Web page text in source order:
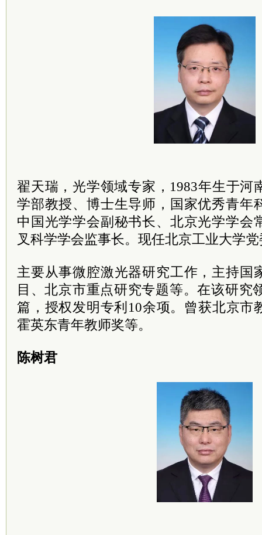
翟天瑞，光学领域专家，1983年生于河
学部教授、博士生导师，国家优秀青年
中国光学学会副秘书长、北京光学学会
叉科学学会监事长。现任北京工业大学
主要从事微腔激光器研究工作，主持国
目、北京市重点研究专题等。在该研究
篇，授权发明专利10余项。曾获北京市
霍英东青年教师奖等。
陈树君